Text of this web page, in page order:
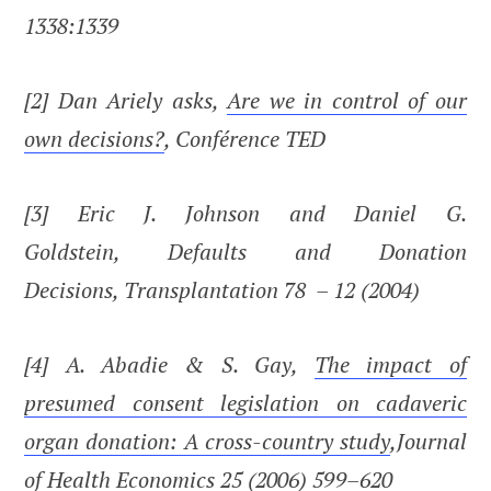
1338:1339
[2] Dan Ariely asks,Are we in control of our
own decisions?, Conférence TED
[3] Eric J. Johnson and Daniel G.
Goldstein, Defaults and Donation
Decisions, Transplantation 78 – 12 (2004)
[4] A. Abadie & S. Gay, The impact of
presumed consent legislation on cadaveric
organ donation: A cross-country study,Journal
of Health Economics 25 (2006) 599–620